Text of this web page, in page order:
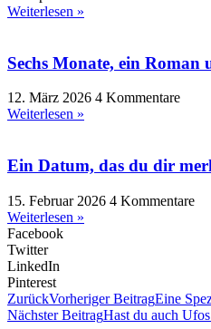
Weiterlesen »
Sechs Monate, ein
12. März 2026 4 Kommentare
Weiterlesen »
Ein Datum, das du dir
15. Februar 2026 4 Kommentare
Weiterlesen »
Facebook
Twitter
LinkedIn
Pinterest
ZurückVorheriger BeitragEine
Nächster BeitragHast du auch